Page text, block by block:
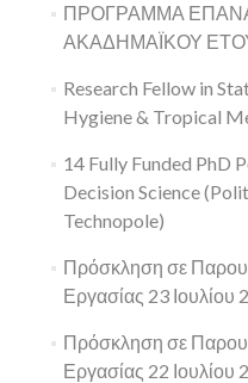
ΠΡΟΓΡΑΜΜΑ
ΑΚΑΔΗΜΑΪΚΟΥ
Research Fellow in
Hygiene & Tropical
14 Fully Funded PhD
Decision Science
Technopole)
Πρόσκληση σε
Εργασίας 23 Ιουλίου
Πρόσκληση σε
Εργασίας 22 Ιουλίου